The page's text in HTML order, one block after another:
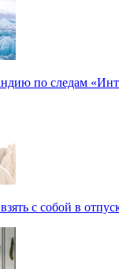
по следам
с собой в